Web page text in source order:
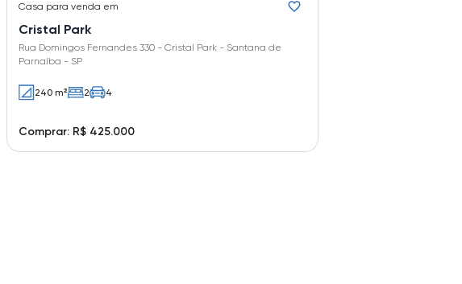
Casa para venda em
Cristal Park
Rua Domingos Fernandes 330 - Cristal Park - Santana de
Parnaíba - SP
240 m² 2 4
Comprar: R$ 425.000